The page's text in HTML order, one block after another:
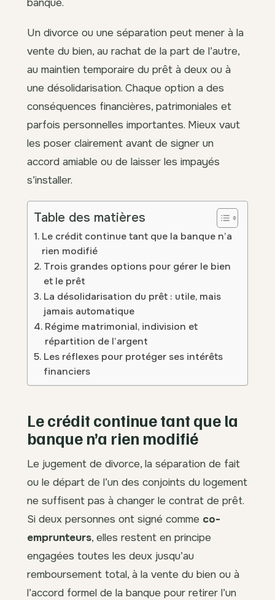
Un divorce ou une séparation peut mener à la
vente du bien, au rachat de la part de l’autre,
au maintien temporaire du prêt à deux ou à
une désolidarisation. Chaque option a des
conséquences financières, patrimoniales et
parfois personnelles importantes. Mieux vaut
les poser clairement avant de signer un
accord amiable ou de laisser les impayés
s’installer.
Table des matières
Le crédit continue tant que la banque n’a
rien modifié
Trois grandes options pour gérer le bien
et le prêt
La désolidarisation du prêt : utile, mais
jamais automatique
Régime matrimonial, indivision et
répartition de l’argent
Les réflexes pour protéger ses intérêts
financiers
Le crédit continue tant que la
banque n’a rien modifié
Le jugement de divorce, la séparation de fait
ou le départ de l’un des conjoints du logement
ne suffisent pas à changer le contrat de prêt.
Si deux personnes ont signé comme co-
emprunteurs, elles restent en principe
engagées toutes les deux jusqu’au
remboursement total, à la vente du bien ou à
l’accord formel de la banque pour retirer l’un